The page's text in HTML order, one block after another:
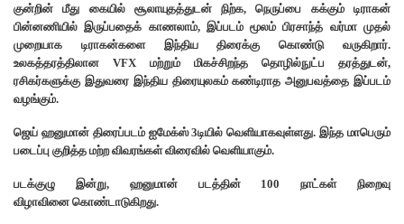
குன்றின் மீது கையில் சூலாயுதத்துடன் நிற்க, நெருப்பை கக்கும் டிராகன்
பின்னணியில் இருப்பதைக் காணலாம், இப்படம் மூலம் பிரசாந்த் வர்மா முதல்
முறையாக டிராகன்களை இந்திய திரைக்கு கொண்டு வருகிறார்.
உலகத்தரத்திலான VFX மற்றும் மிகச்சிறந்த தொழில்நுட்ப தரத்துடன்,
ரசிகர்களுக்கு இதுவரை இந்திய திரையுலகம் கண்டிராத அனுபவத்தை இப்படம்
வழங்கும்.
ஜெய் ஹனுமான் திரைப்படம் ஐமேக்ஸ் 3டியில் வெளியாகவுள்ளது. இந்த மாபெரும்
படைப்பு குறித்த மற்ற விவரங்கள் விரைவில் வெளியாகும்.
படக்குழு இன்று, ஹனுமான் படத்தின் 100 நாட்கள் நிறைவு
விழாவினை கொண்டாடுகிறது.